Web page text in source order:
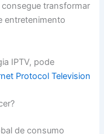
transformar
entretenimento
IPTV, pode
Protocol Television
de consumo